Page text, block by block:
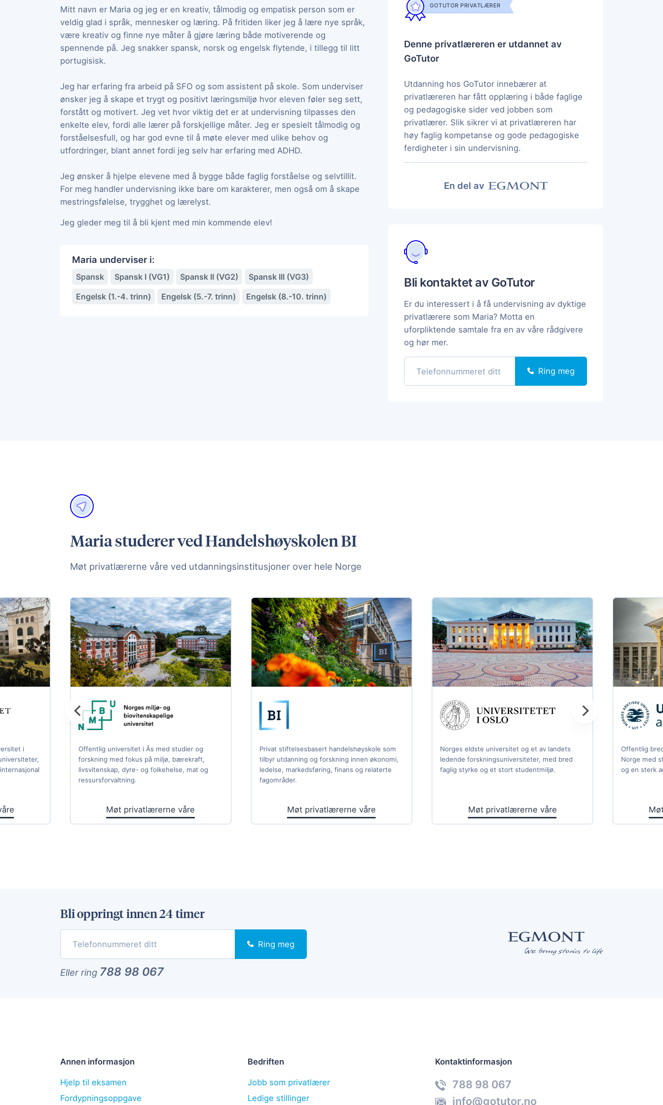
Mitt navn er Maria og jeg er en kreativ, tålmodig og empatisk person som er
veldig glad i språk, mennesker og læring. På fritiden liker jeg å lære nye språk,
være kreativ og finne nye måter å gjøre læring både motiverende og
spennende på. Jeg snakker spansk, norsk og engelsk flytende, i tillegg til litt
portugisisk.
Jeg har erfaring fra arbeid på SFO og som assistent på skole. Som underviser
ønsker jeg å skape et trygt og positivt læringsmiljø hvor eleven føler seg sett,
forstått og motivert. Jeg vet hvor viktig det er at undervisning tilpasses den
enkelte elev, fordi alle lærer på forskjellige måter. Jeg er spesielt tålmodig og
forståelsesfull, og har god evne til å møte elever med ulike behov og
utfordringer, blant annet fordi jeg selv har erfaring med ADHD.
Jeg ønsker å hjelpe elevene med å bygge både faglig forståelse og selvtillit.
For meg handler undervisning ikke bare om karakterer, men også om å skape
mestringsfølelse, trygghet og lærelyst.
Jeg gleder meg til å bli kjent med min kommende elev!
Maria underviser i:
Spansk Spansk I (VG1) Spansk II (VG2)
Spansk III (VG3)
Engelsk (1.-4. trinn)
Engelsk (5.-7. trinn) Engelsk (8.-10. trinn)
GOTUTOR PRIVATLÆRER
Denne privatlæreren er utdannet av
GoTutor
Utdanning hos GoTutor innebærer at
privatlæreren har fått opplæring i både faglige
og pedagogiske sider ved jobben som
privatlærer. Slik sikrer vi at privatlæreren har
høy faglig kompetanse og gode pedagogiske
ferdigheter i sin undervisning.
En del av
Bli kontaktet av GoTutor
Er du interessert i å få undervisning av dyktige
privatlærere som Maria? Motta en
uforpliktende samtale fra en av våre rådgivere
og hør mer.
Ring meg
Maria studerer ved Handelshøyskolen BI
Møt privatlærerne våre ved utdanningsinstitusjoner over hele Norge
Privat stiftelsesbasert handelshøyskole som
tilbyr utdanning og forskning innen økonomi,
ledelse, markedsføring, finans og relaterte
fagområder.
Møt privatlærerne våre
Norges eldste universitet og et av landets
ledende forskningsuniversiteter, med bred
faglig styrke og et stort studentmiljø.
Møt privatlærerne våre
Offentlig
Norge med
og en sterk
i
Offentlig universitet i Ås med studier og
forskning med fokus på miljø, bærekraft,
livsvitenskap, dyre- og folkehelse, mat og
ressursforvaltning.
Møt privatlærerne våre
Bli oppringt innen 24 timer
Ring meg
Eller ring 788 98 067
Annen informasjon
Hjelp til eksamen
Fordypningsoppgave
Bedriften
Jobb som privatlærer
Ledige stillinger
Kontaktinformasjon
788 98 067
info@gotutor.no